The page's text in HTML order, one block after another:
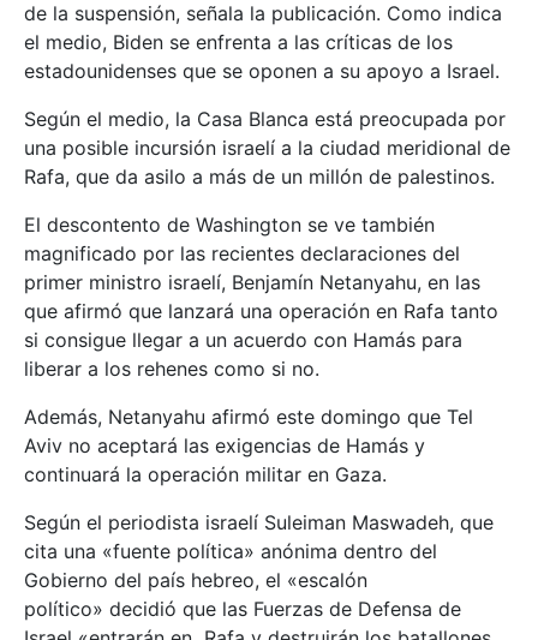
de la suspensión, señala la publicación. Como indica
el medio, Biden se enfrenta a las críticas de los
estadounidenses que se oponen a su apoyo a Israel.
Según el medio, la Casa Blanca está preocupada por
una posible incursión israelí a la ciudad meridional de
Rafa, que da asilo a más de un millón de palestinos.
El descontento de Washington se ve también
magnificado por las recientes declaraciones del
primer ministro israelí, Benjamín Netanyahu, en las
que afirmó que lanzará una operación en Rafa tanto
si consigue llegar a un acuerdo con Hamás para
liberar a los rehenes como si no.
Además, Netanyahu afirmó este domingo que Tel
Aviv no aceptará las exigencias de Hamás y
continuará la operación militar en Gaza.
Según el periodista israelí Suleiman Maswadeh, que
cita una «fuente política» anónima dentro del
Gobierno del país hebreo, el «escalón
político» decidió que las Fuerzas de Defensa de